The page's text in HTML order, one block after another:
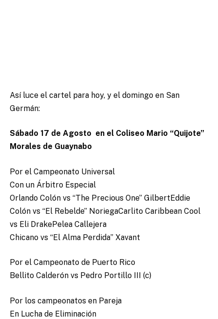
Así luce el cartel para hoy, y el domingo en San
Germán:
Sábado 17 de Agosto en el Coliseo Mario “Quijote”
Morales de Guaynabo
Por el Campeonato Universal
Con un Árbitro Especial
Orlando Colón vs “The Precious One” GilbertEddie
Colón vs “El Rebelde” NoriegaCarlito Caribbean Cool
vs Eli DrakePelea Callejera
Chicano vs “El Alma Perdida” Xavant
Por el Campeonato de Puerto Rico
Bellito Calderón vs Pedro Portillo III (c)
Por los campeonatos en Pareja
En Lucha de Eliminación